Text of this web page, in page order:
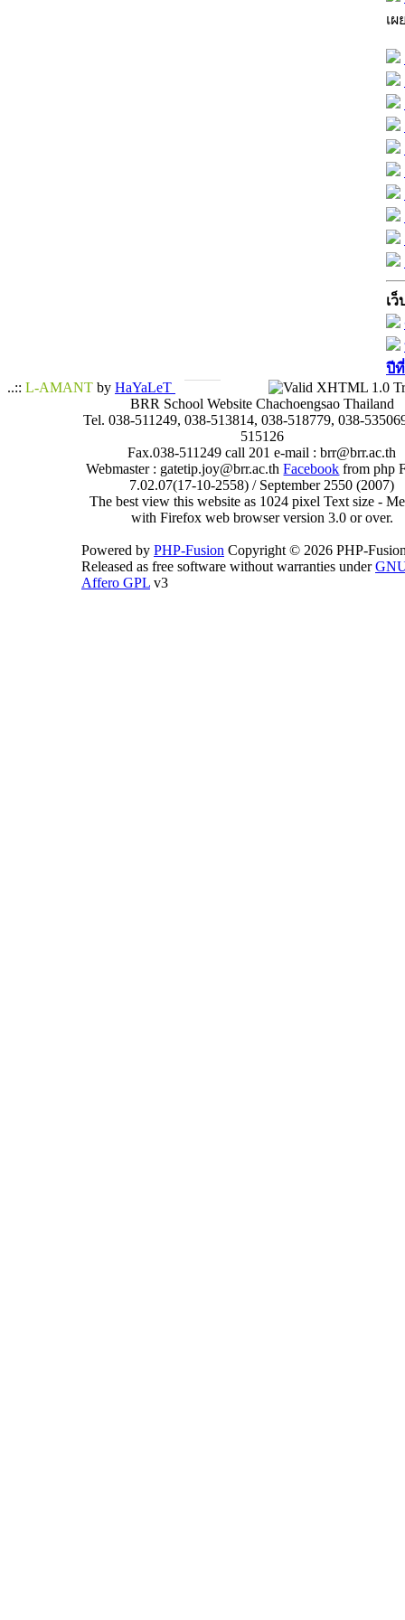
เ
เว็
ปี
..:: L-AMANT by HaYaLeT
BRR School Website Chachoengsao Thailand
Tel. 038-511249, 038-513814, 038-518779, 038-
515126
Fax.038-511249 call 201 e-mail : brr@brr.ac.th
Webmaster : gatetip.joy@brr.ac.thFacebook from php
7.02.07(17-10-2558) / September 2550 (2007)
The best view this website as 1024 pixel Text size -
with Firefox web browser version 3.0 or over.
Powered by PHP-Fusion Copyright © 2026 PHP-
Released as free software without warranties under
Affero GPL v3